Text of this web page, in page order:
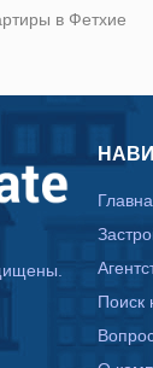
в Фетхие
Поиск